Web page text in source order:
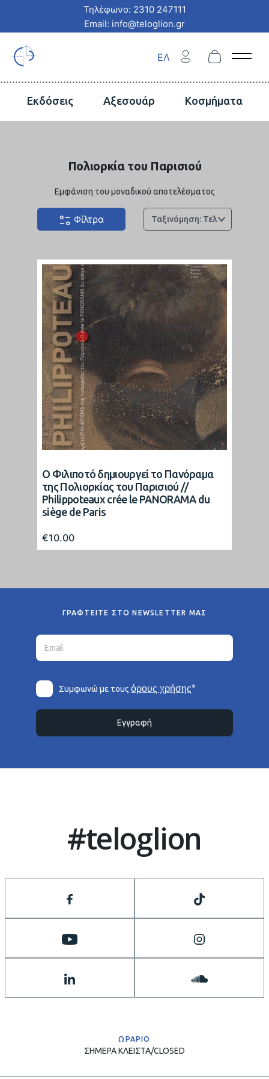
Τηλέφωνο: 2310 247111
Email: info@teloglion.gr
ΕΛ Open
Εκδόσεις Αξεσουάρ Κοσμήματα
Πολιορκία του Παρισιού
Φίλτρα
Εμφάνιση του μοναδικού αποτελέσματος
Ο Φιλιποτό δημιουργεί το Πανόραμα
της Πολιορκίας του Παρισιού //
Philippoteaux crée le PANORAMA du
siège de Paris
€10.00
ΓΡΑΦΤΕΙΤΕ ΣΤΟ NEWSLETTER ΜΑΣ
Συμφωνώ με τουςόρους χρήσης*
Εγγραφή
#teloglion
ΩΡΑΡΙΟ
ΣΗΜΕΡΑΚΛΕΙΣΤΑ/CLOSED